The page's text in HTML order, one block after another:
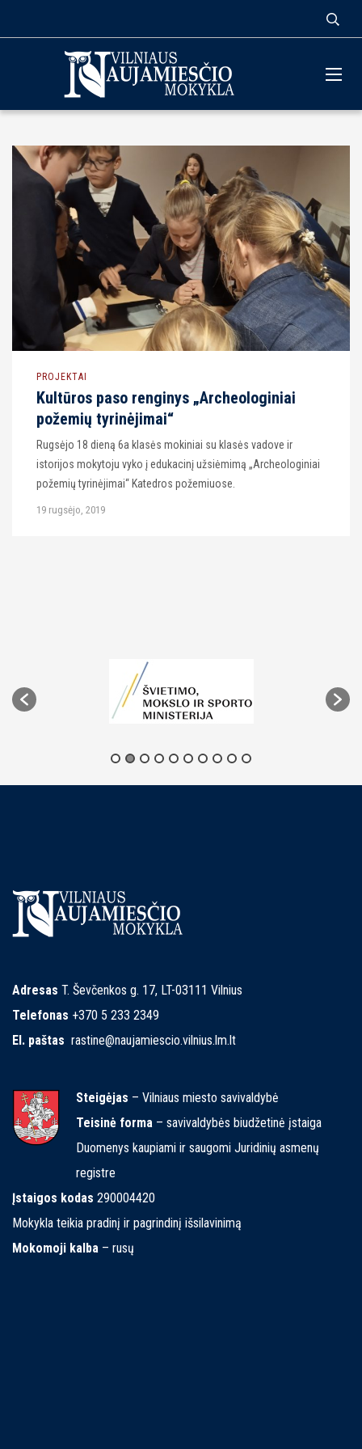
PROJEKTAI
Kultūros paso renginys „Archeologiniai
požemių tyrinėjimai“
Rugsėjo 18 dieną 6a klasės mokiniai su klasės vadove ir
istorijos mokytoju vyko į edukacinį užsiėmimą „Archeologiniai
požemių tyrinėjimai“ Katedros požemiuose.
19 rugsėjo, 2019
Adresas T. Ševčenkos g. 17, LT-03111 Vilnius
Telefonas +370 5 233 2349
El. paštas rastine@naujamiescio.vilnius.lm.lt
Steigėjas – Vilniaus miesto savivaldybė
Teisinė forma – savivaldybės biudžetinė įstaiga
Duomenys kaupiami ir saugomi Juridinių asmenų
registre
Įstaigos kodas 290004420
Mokykla teikia pradinį ir pagrindinį išsilavinimą
Mokomoji kalba – rusų